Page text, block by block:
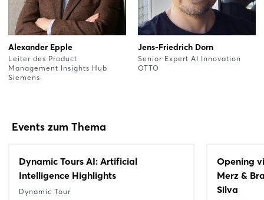
Alexander Epple
Leiter des Product
Management Insights Hub
Siemens
Jens-Friedrich Dorn
Senior Expert AI Innovation
OTTO
Events zum Thema
Dynamic Tours AI: Artificial
Intelligence Highlights
Dynamic Tour
Opening
Merz &
Silva